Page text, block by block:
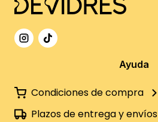
Ayuda
Condiciones de compra
Plazos de entrega y envíos